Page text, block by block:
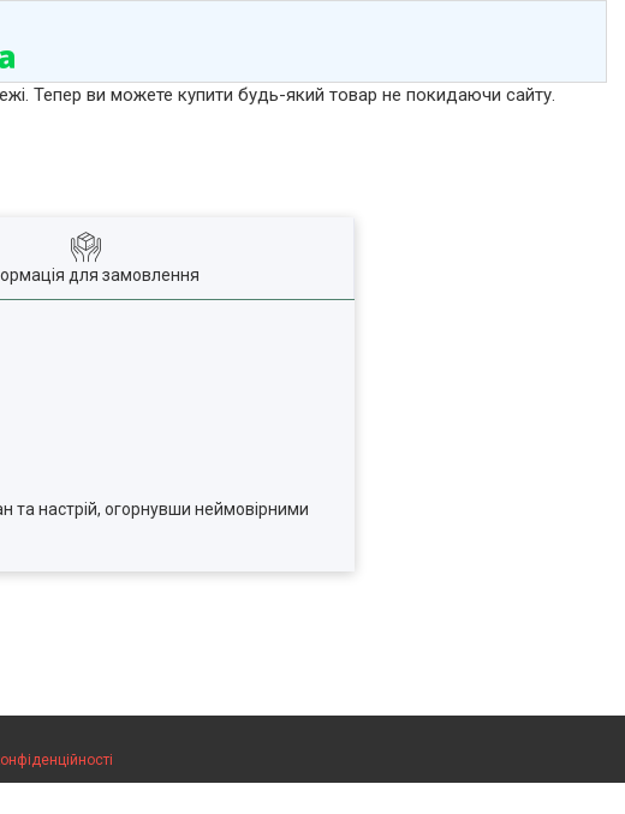
Тепер ви можете купити будь-який товар не покидаючи сайту.
для замовлення
та настрій, огорнувши неймовірними